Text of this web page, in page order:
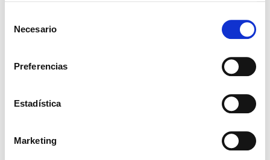
Necesario
Preferencias
Estadística
Marketing
Telf. +34 94 403 77 99
Contacto